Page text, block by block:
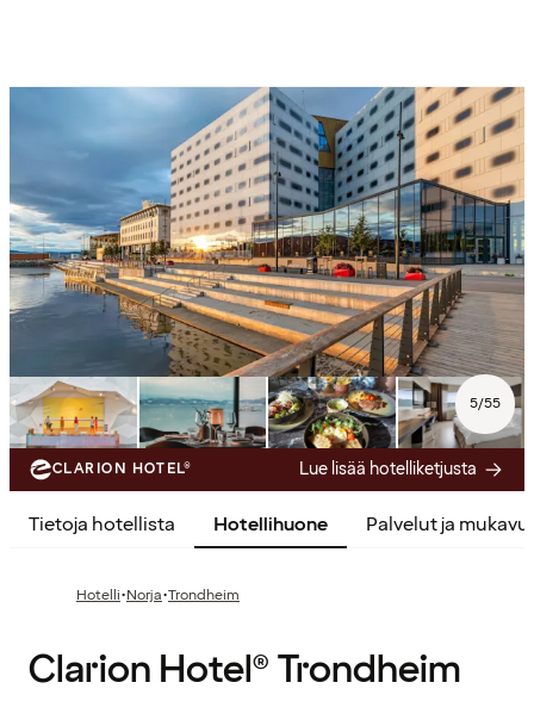
5/55
CLARION HOTEL® Lue lisää hotelliketjusta
Tietoja hotellista Hotellihuone Palvelut ja
Hotelli·Norja·Trondheim
Clarion Hotel® Trondheim